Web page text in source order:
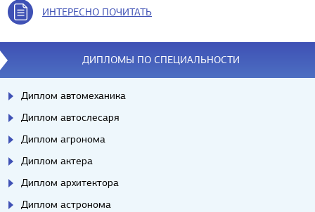
ИНТЕРЕСНО ПОЧИТАТЬ
ДИПЛОМЫ ПО СПЕЦИАЛЬНОСТИ
Диплом автомеханика
Диплом автослесаря
Диплом агронома
Диплом актера
Диплом архитектора
Диплом астронома